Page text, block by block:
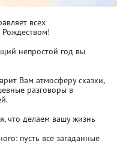
всех
непростой год вы
Вам атмосферу сказки,
разговоры в
что делаем вашу жизнь
пусть все загаданные